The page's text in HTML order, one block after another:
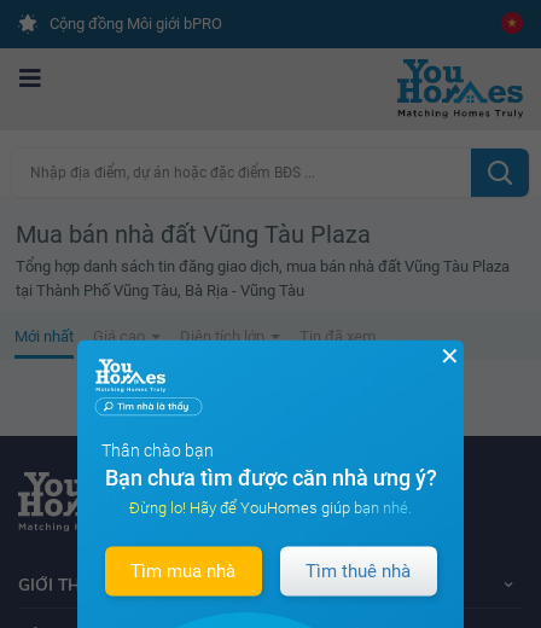
Cộng đồng Môi giới bPRO
Nhập địa điểm, dự án hoặc đặc điểm BĐS ...
Mua bán nhà đất Vũng Tàu Plaza
Tổng hợp danh sách tin đăng giao dịch, mua bán nhà đất Vũng Tàu Plaza
tại Thành Phố Vũng Tàu, Bà Rịa - Vũng Tàu
Mới nhất Giá cao Diện tích lớn Tin đã xem
Không tìm thấy tin bất động sản nào
GIỚI THIỆU VỀ YOUHOMES
✕
Thân chào bạn
Bạn chưa tìm được căn nhà ưng ý?
Đừng lo! Hãy để YouHomes giúp bạn nhé.
Tìm mua nhà Tìm thuê nhà